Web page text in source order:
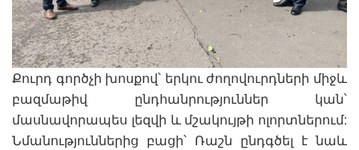
Քուրդ գործչի խոսքով՝ երկու ժողովուրդների միջև
բազմաթիվ ընդհանրություններ կան՝
մասնավորապես լեզվի և մշակույթի ոլորտներում:
Նմանություններից բացի՝ Ռաշն ընդգծել է նաև